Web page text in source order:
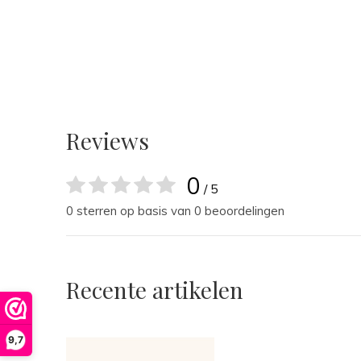
9,7
Reviews
0 / 5
0 sterren op basis van 0 beoordelingen
Recente artikelen